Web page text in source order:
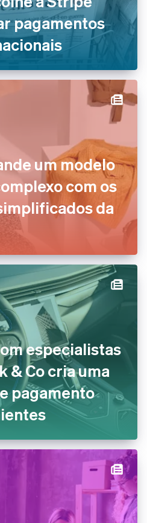
pagamentos
um modelo
com os
da
especialistas
& Co cria uma
pagamento